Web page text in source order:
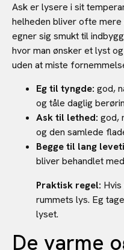
Ask er lysere i sit
helheden bliver ofte
egner sig smukt til
hvor man ønsker et lyst
uden at miste
Eg til tyngde: god,
og tåle daglig
Ask til lethed: god,
og den samlede
Begge til lang
bliver behandlet
Praktisk regel:
rummets lys. Eg
lyset.
De varme